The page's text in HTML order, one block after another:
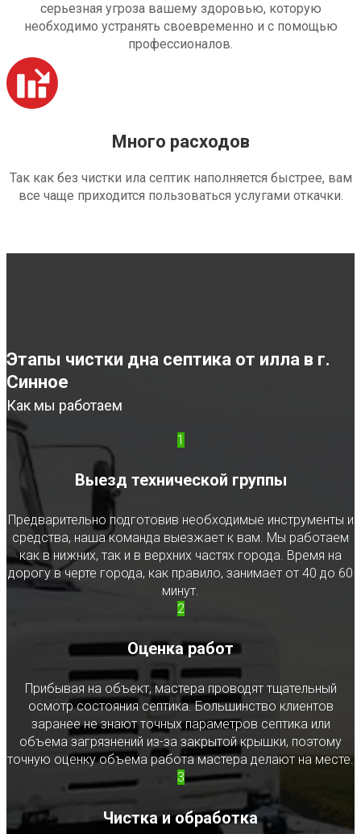
серьезная угроза вашему здоровью, которую
необходимо устранять своевременно и с помощью
профессионалов.
Много расходов
Так как без чистки ила септик наполняется быстрее, вам
все чаще приходится пользоваться услугами откачки.
Этапы чистки дна септика от илла в г.
Синное
Как мы работаем
1
Выезд технической группы
Предварительно подготовив необходимые инструменты и
средства, наша команда выезжает к вам. Мы работаем
как в нижних, так и в верхних частях города. Время на
дорогу в черте города, как правило, занимает от 40 до 60
минут.
2
Оценка работ
Прибывая на объект, мастера проводят тщательный
осмотр состояния септика. Большинство клиентов
заранее не знают точных параметров септика или
объема загрязнений из-за закрытой крышки, поэтому
точную оценку объема работа мастера делают на месте.
3
Чистка и обработка